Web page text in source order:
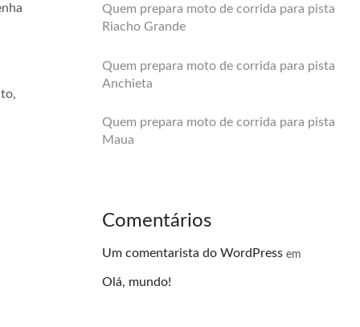
Quem prepara moto de corrida para pista
Riacho Grande
Quem prepara moto de corrida para pista
Anchieta
Quem prepara moto de corrida para pista
Maua
Comentários
Um comentarista do WordPress em
Olá, mundo!